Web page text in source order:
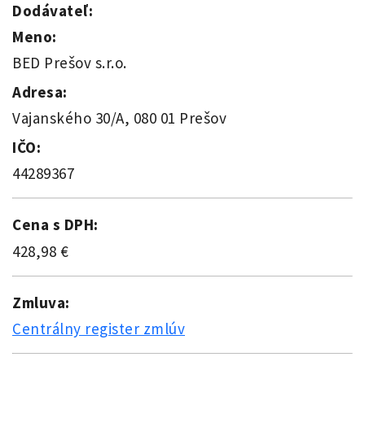
Dodávateľ:
Meno:
BED Prešov s.r.o.
Adresa:
Vajanského 30/A, 080 01 Prešov
IČO:
44289367
Cena s DPH:
428,98 €
Zmluva:
Centrálny register zmlúv